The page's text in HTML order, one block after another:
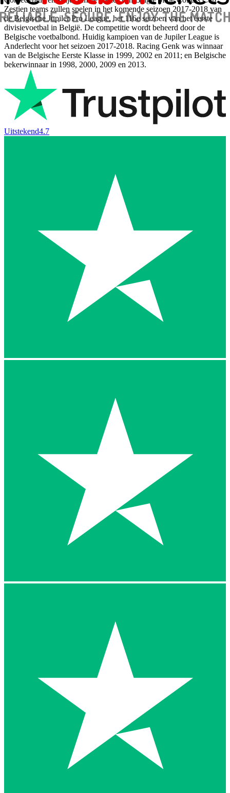
Zestien teams zullen spelen in het komende seizoen 2017-2018 van
de Belgische Jupiler Pro League, het 116e seizoen van het eerste
divisievoetbal in België. De competitie wordt beheerd door de
Belgische voetbalbond. Huidig ​​kampioen van de Jupiler League is
Anderlecht voor het seizoen 2017-2018. Racing Genk was winnaar
van de Belgische Eerste Klasse in 1999, 2002 en 2011; en Belgische
bekerwinnaar in 1998, 2000, 2009 en 2013.
Uitstekend4.7